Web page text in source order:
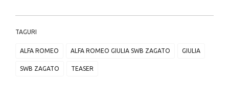
TAGURI
ALFA ROMEO ALFA ROMEO GIULIA SWB ZAGATO GIULIA
SWB ZAGATO TEASER